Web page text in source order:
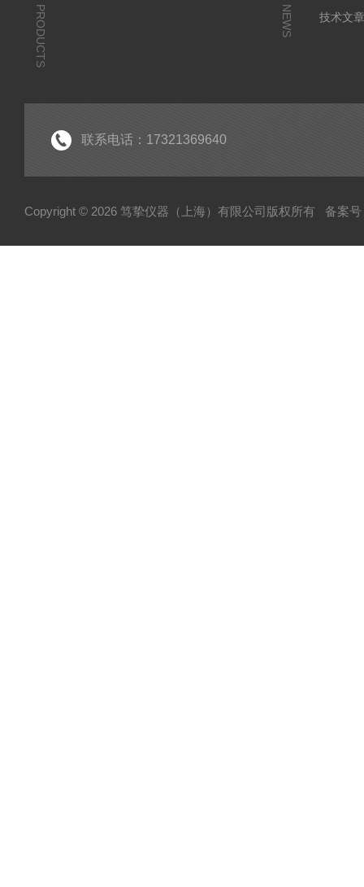
PRODUCTS NEWS 技术文
联系电话：17321369640
Copyright © 2026 笃挚仪器（上海）有限公司版权所有 备案号